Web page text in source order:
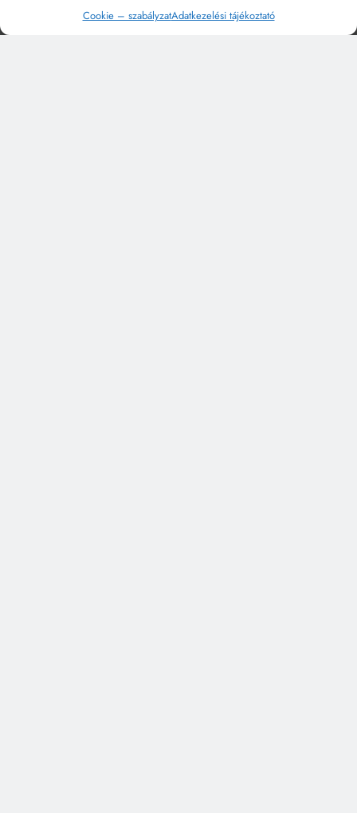
Cookie – szabályzatAdatkezelési tájékoztató